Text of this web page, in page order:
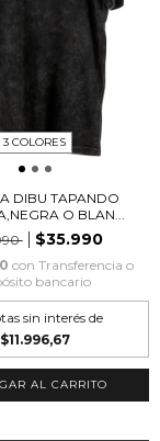
3 COLORES
DIBU TAPANDO
O BLAN...
$35.990
con Transferencia o
bancario
sin interés de
$11.996,67
AL CARRITO